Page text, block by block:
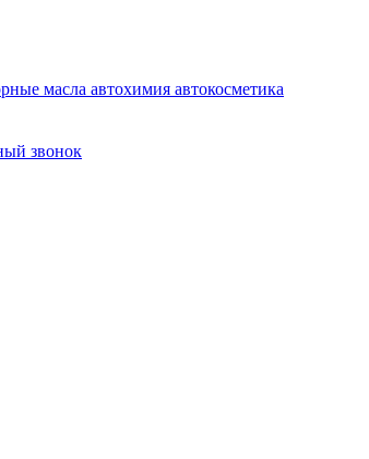
масла автохимия автокосметика
звонок